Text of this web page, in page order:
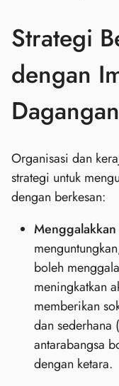
Strategi
dengan
Dagangan
Organisasi dan
strategi untuk
dengan berkesan:
boleh
meningkatkan
memberikan
dan sederhana
antarabangsa
dengan ketara.